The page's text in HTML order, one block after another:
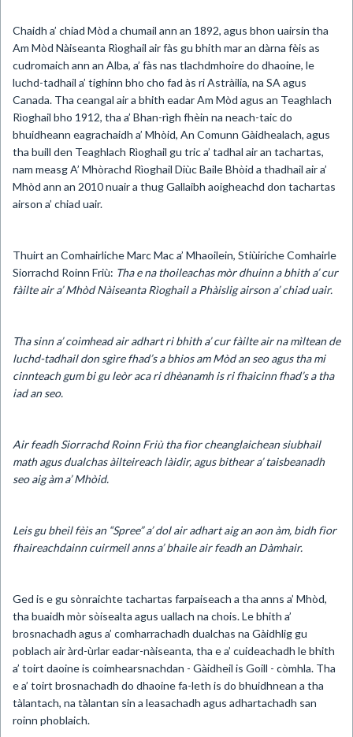
Chaidh a’ chiad Mòd a chumail ann an 1892, agus bhon uairsin tha
Am Mòd Nàiseanta Rìoghail air fàs gu bhith mar an dàrna fèis as
cudromaich ann an Alba, a’ fàs nas tlachdmhoire do dhaoine, le
luchd-tadhail a’ tighinn bho cho fad às ri Astràilia, na SA agus
Canada. Tha ceangal air a bhith eadar Am Mòd agus an Teaghlach
Rìoghail bho 1912, tha a’ Bhan-rìgh fhèin na neach-taic do
bhuidheann eagrachaidh a’ Mhòid, An Comunn Gàidhealach, agus
tha buill den Teaghlach Rìoghail gu tric a’ tadhal air an tachartas,
nam measg A’ Mhòrachd Rìoghail Diùc Baile Bhòid a thadhail air a’
Mhòd ann an 2010 nuair a thug Gallaibh aoigheachd don tachartas
airson a’ chiad uair.
Thuirt an Comhairliche Marc Mac a’ Mhaoilein, Stiùiriche Comhairle
Siorrachd Roinn Friù: Tha e na thoileachas mòr dhuinn a bhith a’ cur
fàilte air a’ Mhòd Nàiseanta Rìoghail a Phàislig airson a’ chiad uair.
Tha sinn a’ coimhead air adhart ri bhith a’ cur fàilte air na mìltean de
luchd-tadhail don sgìre fhad’s a bhios am Mòd an seo agus tha mi
cinnteach gum bi gu leòr aca ri dhèanamh is ri fhaicinn fhad’s a tha
iad an seo.
Air feadh Siorrachd Roinn Friù tha fìor cheanglaichean siubhail
math agus dualchas àilteireach làidir, agus bithear a’ taisbeanadh
seo aig àm a’ Mhòid.
Leis gu bheil fèis an “Spree” a’ dol air adhart aig an aon àm, bidh fìor
fhaireachdainn cuirmeil anns a’ bhaile air feadh an Dàmhair.
Ged is e gu sònraichte tachartas farpaiseach a tha anns a’ Mhòd,
tha buaidh mòr sòisealta agus uallach na chois. Le bhith a’
brosnachadh agus a’ comharrachadh dualchas na Gàidhlig gu
poblach air àrd-ùrlar eadar-nàiseanta, tha e a’ cuideachadh le bhith
a’ toirt daoine is coimhearsnachdan - Gàidheil is Goill - còmhla. Tha
e a’ toirt brosnachadh do dhaoine fa-leth is do bhuidhnean a tha
tàlantach, na tàlantan sin a leasachadh agus adhartachadh san
roinn phoblaich.